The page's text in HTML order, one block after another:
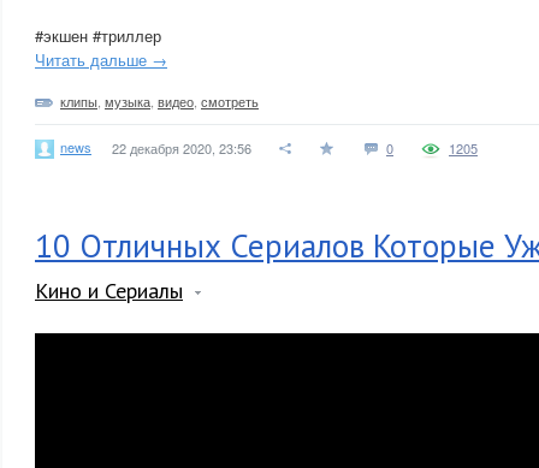
#экшен #триллер
Читать дальше →
клипы музыка видео смотреть
news 22 декабря 2020, 23:56 0 1205
10 Отличных Сериалов Которые
Кино и Сериалы